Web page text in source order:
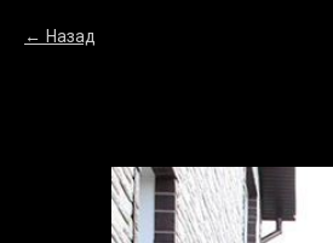
Назад